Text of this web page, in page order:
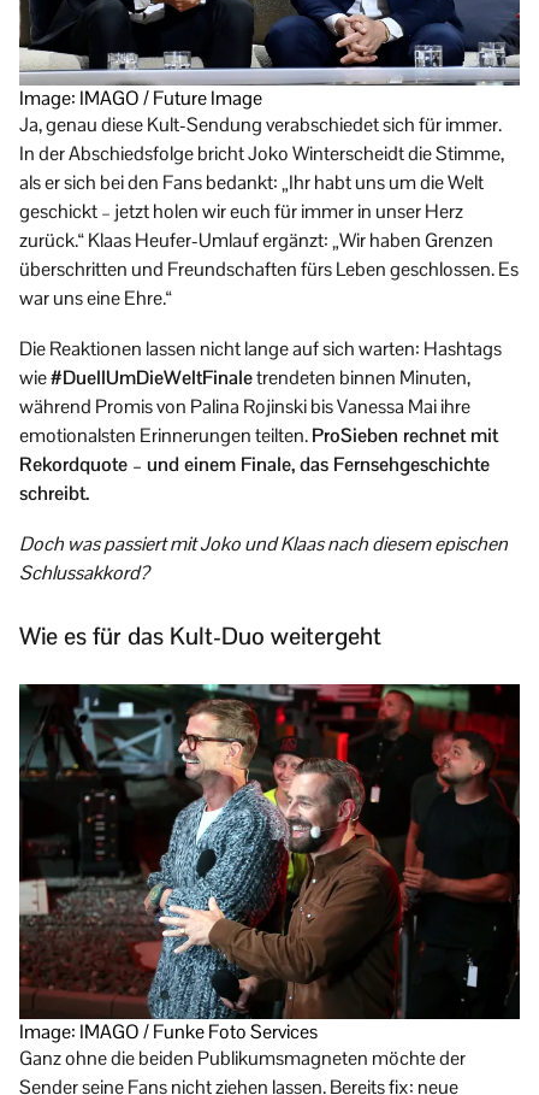
Image: IMAGO / Future Image
Ja, genau diese Kult-Sendung verabschiedet sich für immer.
In der Abschiedsfolge bricht Joko Winterscheidt die Stimme,
als er sich bei den Fans bedankt: „Ihr habt uns um die Welt
geschickt – jetzt holen wir euch für immer in unser Herz
zurück.“ Klaas Heufer-Umlauf ergänzt: „Wir haben Grenzen
überschritten und Freundschaften fürs Leben geschlossen. Es
war uns eine Ehre.“
Die Reaktionen lassen nicht lange auf sich warten: Hashtags
wie#DuellUmDieWeltFinaletrendeten binnen Minuten,
während Promis von Palina Rojinski bis Vanessa Mai ihre
emotionalsten Erinnerungen teilten.ProSieben rechnet mit
Rekordquote – und einem Finale, das Fernsehgeschichte
schreibt.
Doch was passiert mit Joko und Klaas nach diesem epischen
Schlussakkord?
Wie es für das Kult-Duo weitergeht
Image: IMAGO / Funke Foto Services
Ganz ohne die beiden Publikumsmagneten möchte der
Sender seine Fans nicht ziehen lassen. Bereits fix: neue